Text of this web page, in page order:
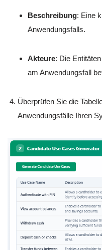
Beschreibung: Eine
Anwendungsfalls.
Akteure: Die
am Anwendungsfall
Überprüfen Sie die
Anwendungsfälle Ihren